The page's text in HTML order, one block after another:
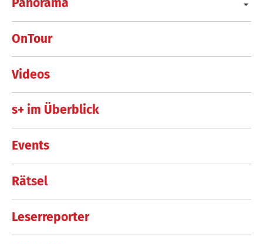
OnTour
Videos
s+ im Überblick
Events
Rätsel
Leserreporter